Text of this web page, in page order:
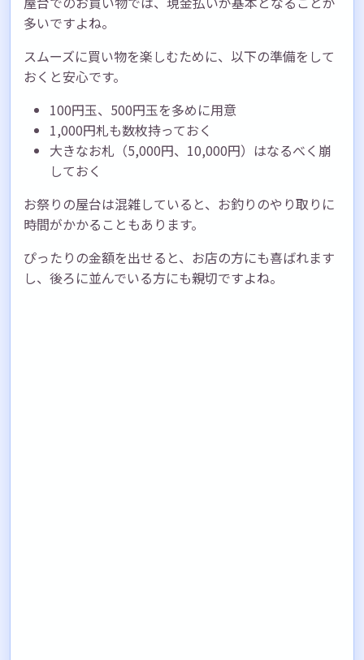
多いですよね。
スムーズに買い物を楽しむために、以下の準備をして
おくと安心です。
100円玉、500円玉を多めに用意
1,000円札も数枚持っておく
大きなお札（5,000円、10,000円）はなるべく崩
しておく
お祭りの屋台は混雑していると、お釣りのやり取りに
時間がかかることもあります。
ぴったりの金額を出せると、お店の方にも喜ばれます
し、後ろに並んでいる方にも親切ですよね。